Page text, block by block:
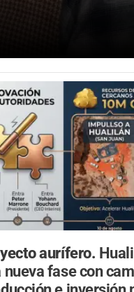
aurífero.
nueva fase con